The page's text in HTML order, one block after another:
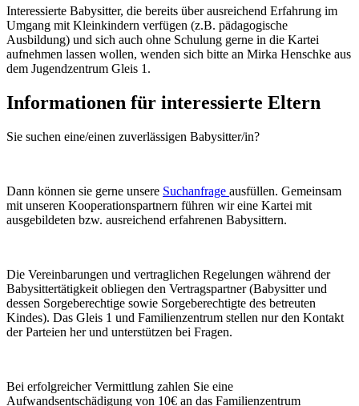
Interessierte Babysitter, die bereits über ausreichend Erfahrung im
Umgang mit Kleinkindern verfügen (z.B. pädagogische
Ausbildung) und sich auch ohne Schulung gerne in die Kartei
aufnehmen lassen wollen, wenden sich bitte an Mirka Henschke aus
dem Jugendzentrum Gleis 1.
Informationen für interessierte Eltern
Sie suchen eine/einen zuverlässigen Babysitter/in?
Dann können sie gerne unsere Suchanfrage ausfüllen. Gemeinsam
mit unseren Kooperationspartnern führen wir eine Kartei mit
ausgebildeten bzw. ausreichend erfahrenen Babysittern.
Die Vereinbarungen und vertraglichen Regelungen während der
Babysittertätigkeit obliegen den Vertragspartner (Babysitter und
dessen Sorgeberechtige sowie Sorgeberechtigte des betreuten
Kindes). Das Gleis 1 und Familienzentrum stellen nur den Kontakt
der Parteien her und unterstützen bei Fragen.
Bei erfolgreicher Vermittlung zahlen Sie eine
Aufwandsentschädigung von 10€ an das Familienzentrum